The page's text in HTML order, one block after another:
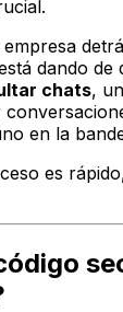
dando de
chats,
en la
es